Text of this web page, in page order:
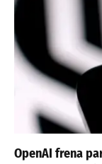
OpenAI frena